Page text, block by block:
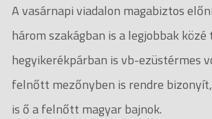
A vasárnapi viadalon magabiztos
három szakágban is a legjobbak
hegyikerékpárban is vb-ezüstérmes
felnőtt mezőnyben is rendre
is ő a felnőtt magyar bajnok.